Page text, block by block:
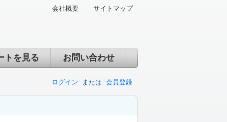
会社概要 サイトマップ
トを見る お問い合わせ
ログイン または 会員登録